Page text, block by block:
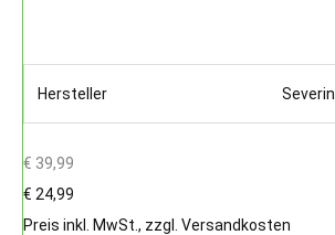
Hersteller Severin
€ 39,99
€ 24,99
Preis inkl. MwSt., zzgl. Versandkosten